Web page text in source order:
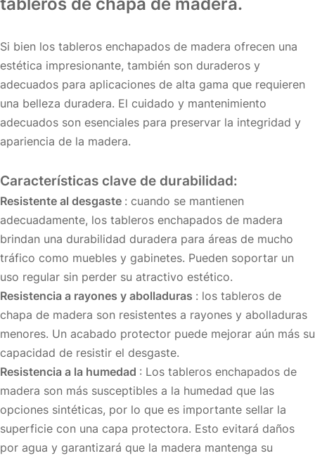
Si bien los tableros enchapados de madera ofrecen una
estética impresionante, también son duraderos y
adecuados para aplicaciones de alta gama que requieren
una belleza duradera. El cuidado y mantenimiento
adecuados son esenciales para preservar la integridad y
apariencia de la madera.
Características clave de durabilidad:
Resistente al desgaste : cuando se mantienen
adecuadamente, los tableros enchapados de madera
brindan una durabilidad duradera para áreas de mucho
tráfico como muebles y gabinetes. Pueden soportar un
uso regular sin perder su atractivo estético.
Resistencia a rayones y abolladuras : los tableros de
chapa de madera son resistentes a rayones y abolladuras
menores. Un acabado protector puede mejorar aún más su
capacidad de resistir el desgaste.
Resistencia a la humedad : Los tableros enchapados de
madera son más susceptibles a la humedad que las
opciones sintéticas, por lo que es importante sellar la
superficie con una capa protectora. Esto evitará daños
por agua y garantizará que la madera mantenga su